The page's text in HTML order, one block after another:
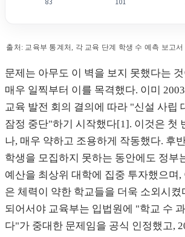
83 72
90 124
96 132.6
101 135.5
108 121.3
출처: 교육부 통계처, 각 교육 단계 학생 수 예측 보고
문제는 아무도 이 벽을 보지 못했다는
매우 일찍부터 이를 목격했다. 이미
교육 발전 회의 결의에 따라 "신설 사립
잠정 중단"하기 시작했다[1]. 이것은 첫
나, 매우 약하고 조용하게 작동했다. 후
학생을 모집하지 못하는 동안에도 정부
예산을 최상위 대학에 집중 투자했으며,
은 체력이 약한 학교들을 더욱 소외시켰
되어서야 교육부는 입법원에 "학교 수
다"가 중대한 문제임을 공식 인정했고,